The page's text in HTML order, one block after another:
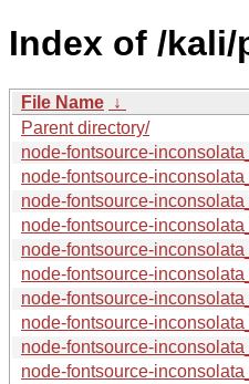
Index of /
File Name ↓
Parent directory/
node-fontsource-
node-fontsource-
node-fontsource-
node-fontsource-
node-fontsource-
node-fontsource-
node-fontsource-
node-fontsource-
node-fontsource-
node-fontsource-